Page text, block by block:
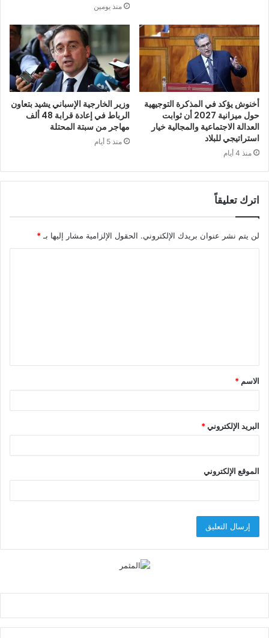
منذ يومين
أخنوش يؤكد في المذكرة التوجيهية
حول ميزانية 2027 أن ثوابت
العدالة الاجتماعية والمجالية خيار
استراتيجي للبلاد
منذ 4 أيام
وزير الخارجية الإسباني يشيد بتعاون
الرباط في إعادة قرابة 48 ألف
مهاجر من سبتة المحتلة
منذ 5 أيام
اترك تعليقاً
لن يتم نشر عنوان بريدك الإلكتروني. الحقول الإلزامية مشار إليها بـ *
ق
*
الاسم *
البريد الإلكتروني*
الموقع الإلكتروني